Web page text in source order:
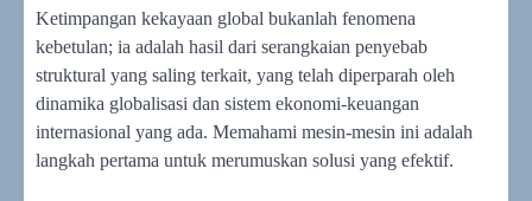
Ketimpangan kekayaan global bukanlah fenomena
kebetulan; ia adalah hasil dari serangkaian penyebab
struktural yang saling terkait, yang telah diperparah oleh
dinamika globalisasi dan sistem ekonomi-keuangan
internasional yang ada. Memahami mesin-mesin ini adalah
langkah pertama untuk merumuskan solusi yang efektif.